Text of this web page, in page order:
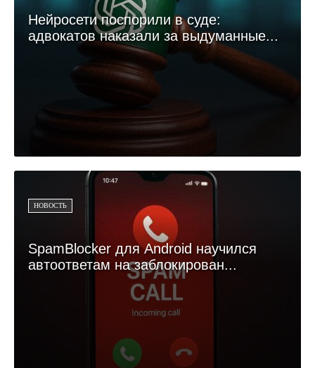
Нейросети поспорили в суде:
адвокатов наказали за выдуманные...
НОВОСТЬ
SpamBlocker для Android научился
автоответам на заблокирован...